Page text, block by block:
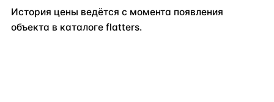
История цены ведётся с момента появления
объекта в каталоге flatters.